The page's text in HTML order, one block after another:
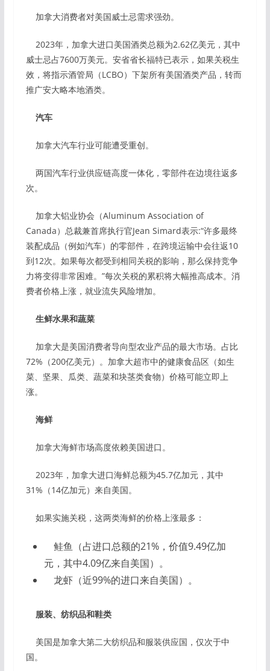
加拿大消费者对美国威士忌需求强劲。
2023年，加拿大进口美国酒类总额为2.62亿美元，其中
威士忌占7600万美元。安省省长福特已表示，如果关税生
效，将指示酒管局（LCBO）下架所有美国酒类产品，转而
推广安大略本地酒类。
汽车
加拿大汽车行业可能遭受重创。
两国汽车行业供应链高度一体化，零部件在边境往返多
次。
加拿大铝业协会（Aluminum Association of
Canada）总裁兼首席执行官Jean Simard表示:“许多最终
装配成品（例如汽车）的零部件，在跨境运输中会往返10
到12次。如果每次都受到相同关税的影响，那么保持竞争
力将变得非常困难。”每次关税的累积将大幅推高成本。消
费者价格上涨，就业流失风险增加。
生鲜水果和蔬菜
加拿大是美国消费者导向型农业产品的最大市场。占比
72%（200亿美元）。加拿大超市中的健康食品区（如生
菜、坚果、瓜类、蔬菜和块茎类食物）价格可能立即上
涨。
海鲜
加拿大海鲜市场高度依赖美国进口。
2023年，加拿大进口海鲜总额为45.7亿加元，其中
31%（14亿加元）来自美国。
如果实施关税，这两类海鲜的价格上涨最多：
鲑鱼（占进口总额的21%，价值9.49亿加
元，其中4.09亿来自美国）。
龙虾（近99%的进口来自美国）。
服装、纺织品和鞋类
美国是加拿大第二大纺织品和服装供应国，仅次于中
国。